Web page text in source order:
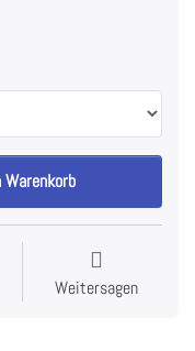
Warenkorb
Weitersagen